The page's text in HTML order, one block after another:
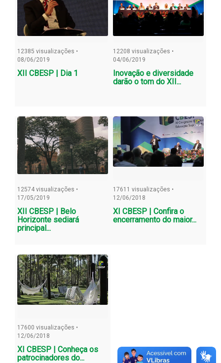
12385 visualizações •
08/06/2019
XII CBESP | Dia 1
12208 visualizações •
04/06/2019
Inovação e diversidade
darão o tom do XII...
12574 visualizações •
17/05/2019
XII CBESP | Belo
Horizonte sediará
principal...
17611 visualizações •
12/06/2018
XI CBESP | Confira o
encerramento do maior...
17600 visualizações •
12/06/2018
XI CBESP | Conheça os
patrocinadores do...